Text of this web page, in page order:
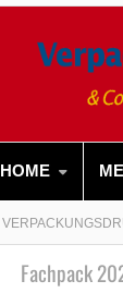
HOME
Fachpack